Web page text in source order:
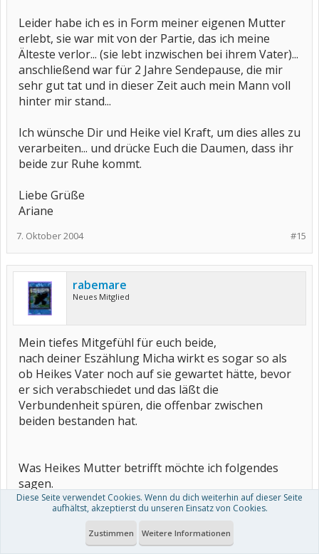
Leider habe ich es in Form meiner eigenen Mutter
erlebt, sie war mit von der Partie, das ich meine
Älteste verlor... (sie lebt inzwischen bei ihrem Vater)...
anschließend war für 2 Jahre Sendepause, die mir
sehr gut tat und in dieser Zeit auch mein Mann voll
hinter mir stand...
Ich wünsche Dir und Heike viel Kraft, um dies alles zu
verarbeiten... und drücke Euch die Daumen, dass ihr
beide zur Ruhe kommt.
Liebe Grüße
Ariane
#15
7. Oktober 2004
rabemare
Neues Mitglied
Mein tiefes Mitgefühl für euch beide,
nach deiner Eszählung Micha wirkt es sogar so als
ob Heikes Vater noch auf sie gewartet hätte, bevor
er sich verabschiedet und das läßt die
Verbundenheit spüren, die offenbar zwischen
beiden bestanden hat.
Was Heikes Mutter betrifft möchte ich folgendes
sagen.
Abgesehen davon, dass Abstand jetzt wohl am
sinnvollsten scheint, empfinde ich auf Grund deiner
Erzählung vorsichtig ausgedrückt grenzenlose
Diese Seite verwendet Cookies. Wenn du dich weiterhin auf dieser Seite
aufhältst, akzeptierst du unseren Einsatz von Cookies.
Zustimmen Weitere Informationen